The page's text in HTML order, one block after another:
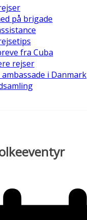
på brigade
fra Cuba
rejser
ambassade i Danmark